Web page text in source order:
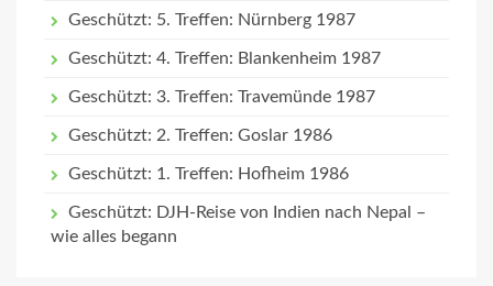
Geschützt: 5. Treffen: Nürnberg 1987
Geschützt: 4. Treffen: Blankenheim 1987
Geschützt: 3. Treffen: Travemünde 1987
Geschützt: 2. Treffen: Goslar 1986
Geschützt: 1. Treffen: Hofheim 1986
Geschützt: DJH-Reise von Indien nach Nepal –
wie alles begann